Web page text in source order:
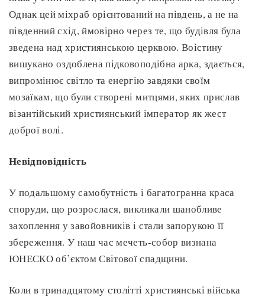
Однак цей міхраб орієнтований на південь, а не на
південний схід, ймовірно через те, що будівля була
зведена над християнською церквою. Воістину
вишукано оздоблена підковоподібна арка, здається,
випромінює світло та енергію завдяки своїм
мозаїкам, що були створені митцями, яких прислав
візантійський християнський імператор як жест
доброї волі.
Невідповідність
У подальшому самобутність і багатогранна краса
споруди, що розрослася, викликали шанобливе
захоплення у завойовників і стали запорукою її
збереження. У наш час мечеть-собор визнана
ЮНЕСКО об’єктом Світової спадщини.
Коли в тринадцятому столітті християнські війська